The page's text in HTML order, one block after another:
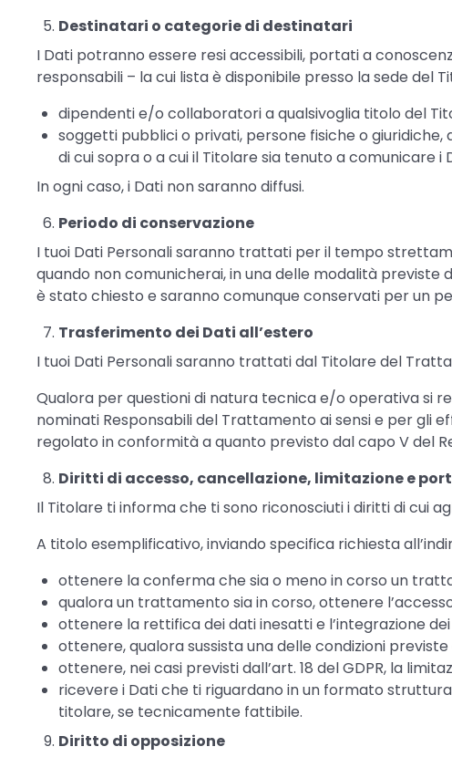
Destinatari o categorie di destinatari
I Dati potranno essere resi accessibili, portati a
responsabili – la cui lista è disponibile presso la sede del
dipendenti e/o collaboratori a qualsivoglia titolo del
soggetti pubblici o privati, persone fisiche o
di cui sopra o a cui il Titolare sia tenuto a comunicare
In ogni caso, i Dati non saranno diffusi.
Periodo di conservazione
I tuoi Dati Personali saranno trattati per il tempo
quando non comunicherai, in una delle modalità
è stato chiesto e saranno comunque conservati per un
Trasferimento dei Dati all’estero
I tuoi Dati Personali saranno trattati dal Titolare del
Qualora per questioni di natura tecnica e/o operativa si
nominati Responsabili del Trattamento ai sensi e per gli
regolato in conformità a quanto previsto dal capo V del
Diritti di accesso, cancellazione, limitazione e
Il Titolare ti informa che ti sono riconosciuti i diritti di cui
A titolo esemplificativo, inviando specifica richiesta
ottenere la conferma che sia o meno in corso un
qualora un trattamento sia in corso, ottenere
ottenere la rettifica dei dati inesatti e l’integrazione
ottenere, qualora sussista una delle condizioni
ottenere, nei casi previsti dall’art. 18 del GDPR, la
ricevere i Dati che ti riguardano in un formato
titolare, se tecnicamente fattibile.
Diritto di opposizione